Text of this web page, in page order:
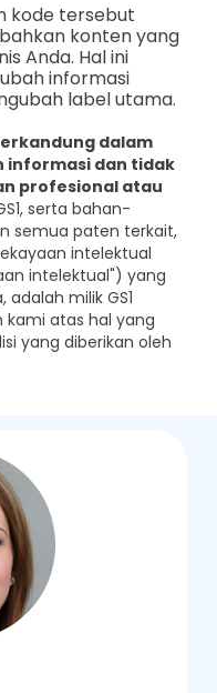
kode tersebut
konten yang
Anda. Hal ini
informasi
label utama.
dalam
informasi dan tidak
profesional atau
serta bahan-
semua paten terkait,
intelektual
intelektual") yang
milik GS1
kami atas hal yang
yang diberikan oleh